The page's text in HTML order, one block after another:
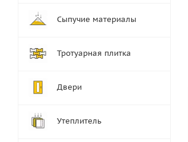
Сыпучие материалы
Тротуарная плитка
Двери
Утеплитель